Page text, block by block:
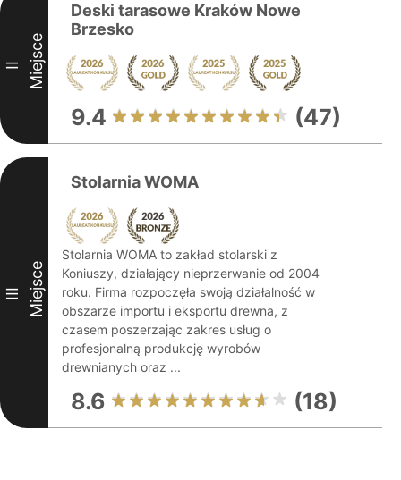
II Miejsce
Deski tarasowe Kraków Nowe
Brzesko
9.4 (47)
III Miejsce
Stolarnia WOMA
Stolarnia WOMA to zakład stolarski z
Koniuszy, działający nieprzerwanie od 2004
roku. Firma rozpoczęła swoją działalność w
obszarze importu i eksportu drewna, z
czasem poszerzając zakres usług o
profesjonalną produkcję wyrobów
drewnianych oraz ...
8.6 (18)